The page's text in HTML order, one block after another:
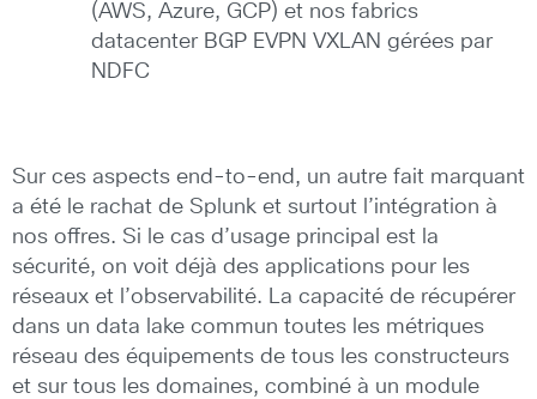
(AWS, Azure, GCP) et nos fabrics
datacenter BGP EVPN VXLAN gérées par
NDFC
Sur ces aspects end-to-end, un autre fait marquant
a été le rachat de Splunk et surtout l’intégration à
nos offres. Si le cas d’usage principal est la
sécurité, on voit déjà des applications pour les
réseaux et l’observabilité. La capacité de récupérer
dans un data lake commun toutes les métriques
réseau des équipements de tous les constructeurs
et sur tous les domaines, combiné à un module